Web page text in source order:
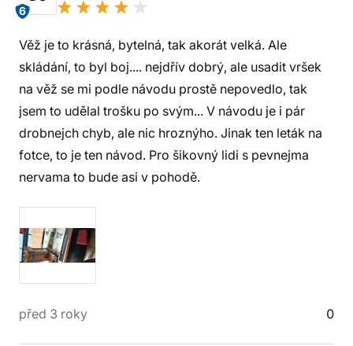
6
Věž je to krásná, bytelná, tak akorát velká. Ale
skládání, to byl boj.... nejdřív dobrý, ale usadit vršek
na věž se mi podle návodu prostě nepovedlo, tak
jsem to udělal trošku po svým... V návodu je i pár
drobnejch chyb, ale nic hroznýho. Jinak ten leták na
fotce, to je ten návod. Pro šikovný lidi s pevnejma
nervama to bude asi v pohodě.
před 3 roky 0